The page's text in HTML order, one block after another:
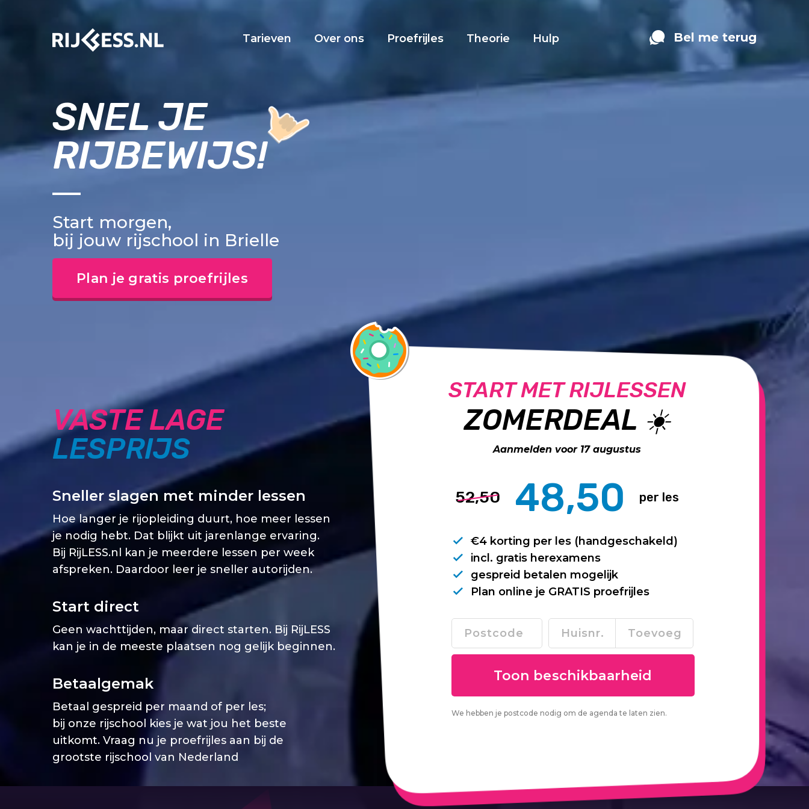
Tarieven Over ons Proefrijles Theorie Hulp Bel me terug
SNEL JE
RIJBEWIJS!
Start morgen,
bij jouw rijschool in Brielle
Plan je gratis proefrijles
START MET RIJLESSEN
ZOMERDEAL ☀️
Aanmelden voor 17 augustus
52,50 48,50 per les
€4 korting per les (handgeschakeld)
incl. gratis herexamens
gespreid betalen mogelijk
Plan online je GRATIS proefrijles
We hebben je postcode nodig om de agenda te laten zien.
VASTE LAGE
LESPRIJS
Sneller slagen met minder lessen
Hoe langer je rijopleiding duurt, hoe meer lessen
je nodig hebt. Dat blijkt uit jarenlange ervaring.
Bij RijLESS.nl kan je meerdere lessen per week
afspreken. Daardoor leer je sneller autorijden.
Start direct
Geen wachttijden, maar direct starten. Bij RijLESS
kan je in de meeste plaatsen nog gelijk beginnen.
Betaalgemak
Betaal gespreid per maand of per les;
bij onze rijschool kies je wat jou het beste
uitkomt. Vraag nu je proefrijles aan bij de
grootste rijschool van Nederland